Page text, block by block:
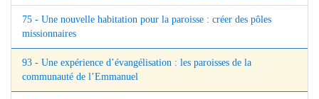
75 - Une nouvelle habitation pour la paroisse : créer des pôles
missionnaires
93 - Une expérience d’évangélisation : les paroisses de la
communauté de l’Emmanuel